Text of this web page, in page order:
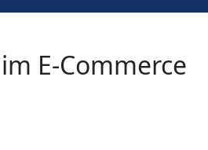
E-Commerce